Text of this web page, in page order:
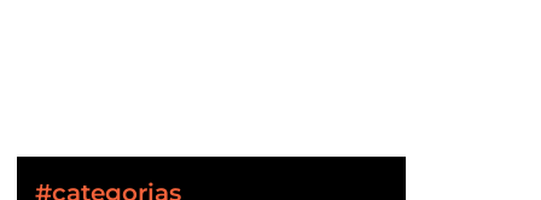
#categorias